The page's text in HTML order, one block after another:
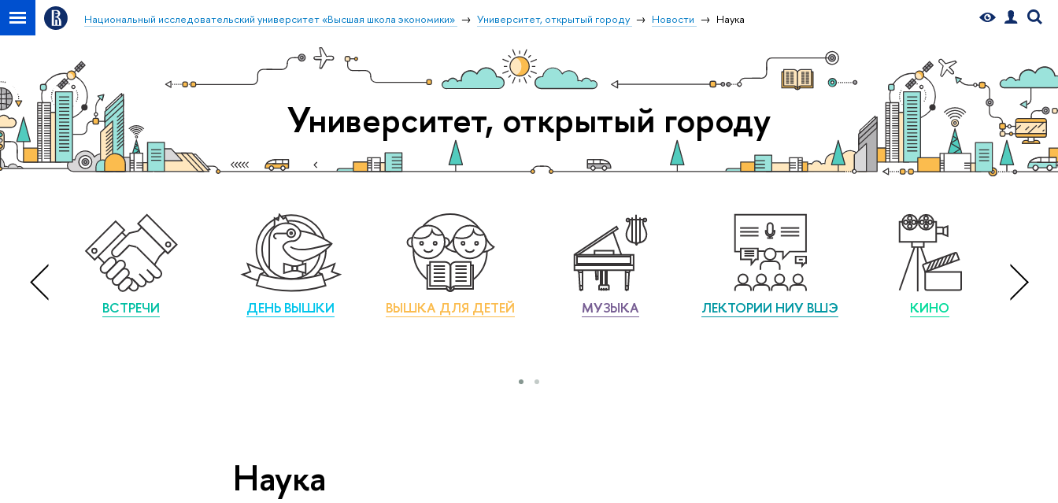
Национальный исследовательский университет «Высшая школа экономики» Университет, открытый городу Новости Наука
Университет, открытый городу
ВСТРЕЧИ ДЕНЬ ВЫШКИ ВЫШКА ДЛЯ ДЕТЕЙ МУЗЫКА ЛЕКТОРИИ НИУ ВШЭ КИНО
Наука